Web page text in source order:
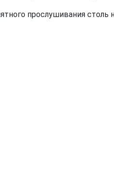
прослушивания